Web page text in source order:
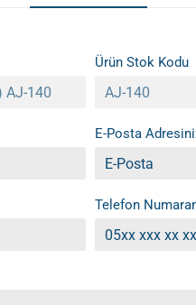
Ürün Stok Kodu
E-Posta
Telefon